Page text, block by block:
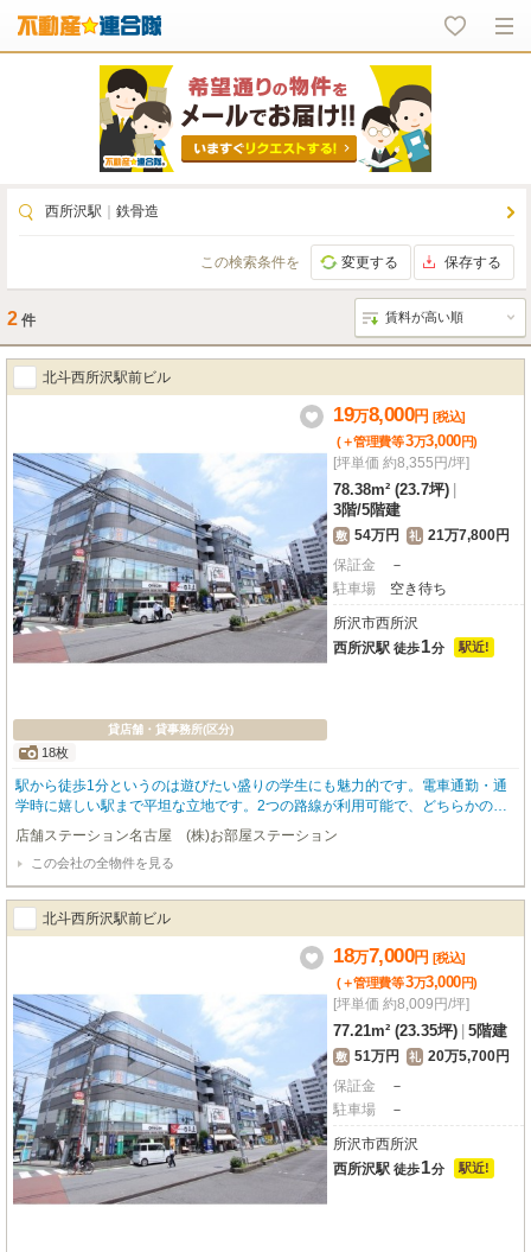
西所沢駅 鉄骨造
この検索条件を 変更する 保存する
2 件
北斗西所沢駅前ビル
貸店舗・貸事務所(区分)
18枚
19万8,000円 [税込]
(＋管理費等3万3,000円)
[坪単価 約8,355円/坪]
78.38m² (23.7坪)
3階/5階建
敷 54万円 礼 21万7,800円
保証金
－
駐車場
空き待ち
所沢市西所沢
西所沢駅 徒歩1分 駅近!
駅から徒歩1分というのは遊びたい盛りの学生にも魅力的です。電車通勤・通
学時に嬉しい駅まで平坦な立地です。2つの路線が利用可能で、どちらかの路
線にトラブルがあっても別ルートが使えます。
店舗ステーション名古屋 (株)お部屋ステーション
この会社の全物件を見る
北斗西所沢駅前ビル
18万7,000円 [税込]
(＋管理費等3万3,000円)
[坪単価 約8,009円/坪]
77.21m² (23.35坪) 5階建
敷 51万円 礼 20万5,700円
保証金
－
駐車場
－
所沢市西所沢
西所沢駅 徒歩1分 駅近!